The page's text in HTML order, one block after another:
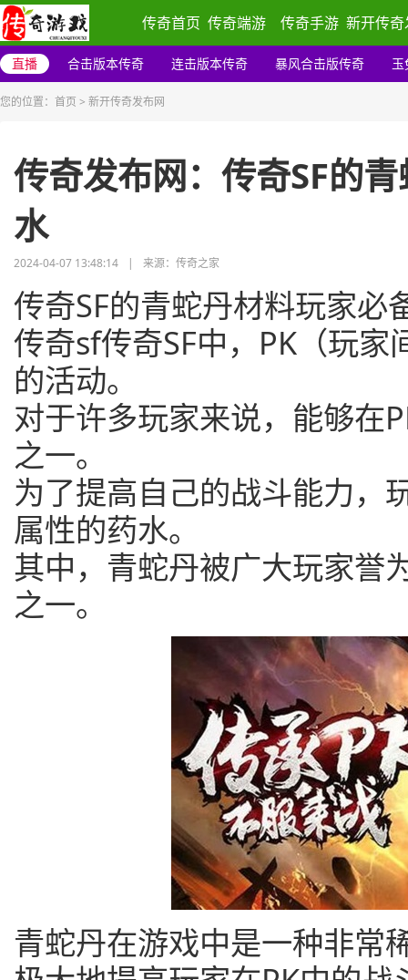
传奇首页 传奇端游 传奇手游 新开传
直播 合击版本传奇 连击版本传奇 暴风合击版传奇 玉
您的位置： 首页 > 新开传奇发布网
传奇发布网：传奇SF的
水
2024-04-07 13:48:14 | 来源：传奇之家
传奇SF的青蛇丹材料玩家必
传奇sf传奇SF中，PK（玩
的活动。
对于许多玩家来说，能够在
之一。
为了提高自己的战斗能力，
属性的药水。
其中，青蛇丹被广大玩家誉
之一。
青蛇丹在游戏中是一种非常